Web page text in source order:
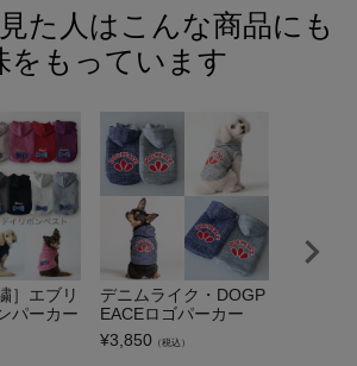
た人はこんな商品にも
をもっています
］エブリ
パーカー
デニムライク・DOGP
EACEロゴパーカー
¥3,850 （税込）